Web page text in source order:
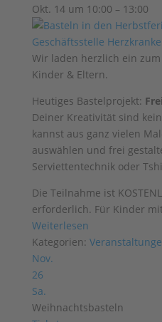
Okt. 14 um 10:00 – 13:00
Wir laden herzlich ein
Kinder & Eltern.
Heutiges Bastelprojekt:
Deiner Kreativität sind
kannst aus ganz vielen
auswählen und frei
Serviettentechnik oder
Die Teilnahme ist
erforderlich. Für Kinder
Weiterlesen
Kategorien:
Nov.
26
Sa.
Weihnachtsbasteln